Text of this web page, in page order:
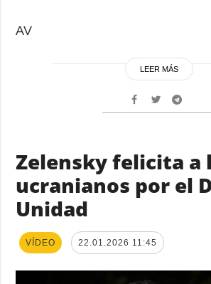
AV
LEER MÁS
Zelensky felicita a
ucranianos por el
Unidad
VÍDEO 22.01.2026 11:45